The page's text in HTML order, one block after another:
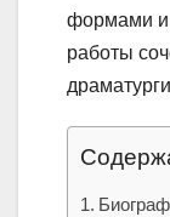
формами и
работы